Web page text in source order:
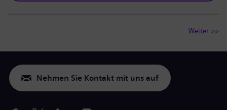
Weiter >>
Nehmen Sie Kontakt mit uns auf